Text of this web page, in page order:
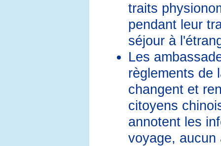
traits
pendant leur
séjour à
Les
règlements de
changent et
citoyens
annotent les
voyage, aucun